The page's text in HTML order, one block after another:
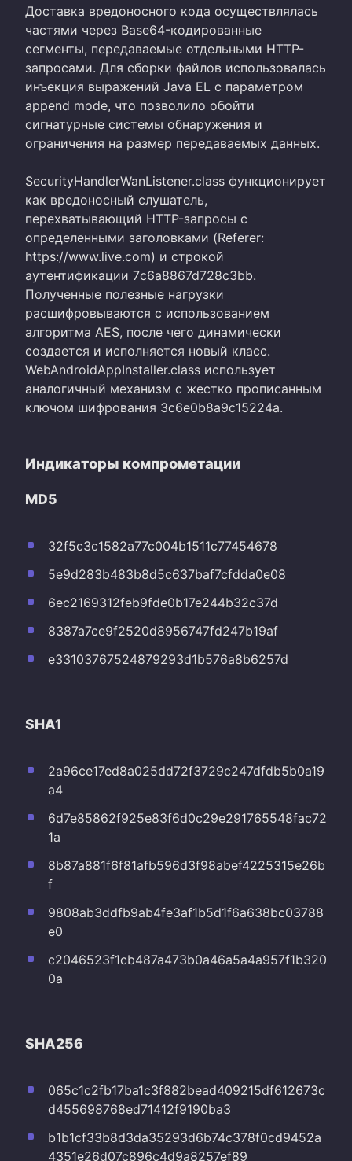
Доставка вредоносного кода осуществлялась
частями через Base64-кодированные
сегменты, передаваемые отдельными HTTP-
запросами. Для сборки файлов использовалась
инъекция выражений Java EL с параметром
append mode, что позволило обойти
сигнатурные системы обнаружения и
ограничения на размер передаваемых данных.
SecurityHandlerWanListener.class функционирует
как вредоносный слушатель,
перехватывающий HTTP-запросы с
определенными заголовками (Referer:
https://www.live.com) и строкой
аутентификации 7c6a8867d728c3bb.
Полученные полезные нагрузки
расшифровываются с использованием
алгоритма AES, после чего динамически
создается и исполняется новый класс.
WebAndroidAppInstaller.class использует
аналогичный механизм с жестко прописанным
ключом шифрования 3c6e0b8a9c15224a.
Индикаторы компрометации
MD5
32f5c3c1582a77c004b1511c77454678
5e9d283b483b8d5c637baf7cfdda0e08
6ec2169312feb9fde0b17e244b32c37d
8387a7ce9f2520d8956747fd247b19af
e33103767524879293d1b576a8b6257d
SHA1
2a96ce17ed8a025dd72f3729c247dfdb5b0a19
a4
6d7e85862f925e83f6d0c29e291765548fac72
1a
8b87a881f6f81afb596d3f98abef4225315e26b
f
9808ab3ddfb9ab4fe3af1b5d1f6a638bc03788
e0
c2046523f1cb487a473b0a46a5a4a957f1b320
0a
SHA256
065c1c2fb17ba1c3f882bead409215df612673c
d455698768ed71412f9190ba3
b1b1cf33b8d3da35293d6b74c378f0cd9452a
4351e26d07c896c4d9a8257ef89